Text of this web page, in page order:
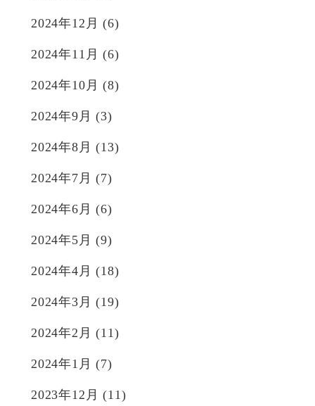
2024年12月 (6)
2024年11月 (6)
2024年10月 (8)
2024年9月 (3)
2024年8月 (13)
2024年7月 (7)
2024年6月 (6)
2024年5月 (9)
2024年4月 (18)
2024年3月 (19)
2024年2月 (11)
2024年1月 (7)
2023年12月 (11)